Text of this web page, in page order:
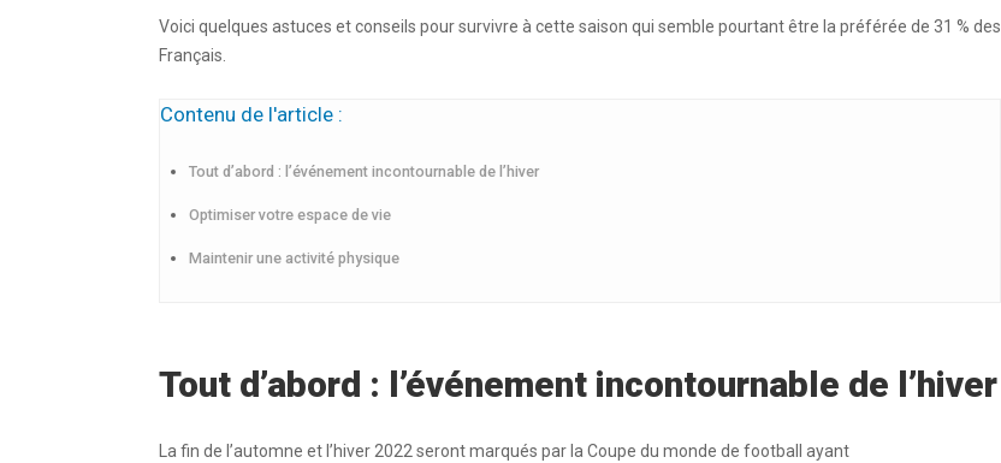
Voici quelques astuces et conseils pour survivre à cette saison qui semble pourtant être la préférée de 31 % des
Français.
Contenu de l'article :
Tout d’abord : l’événement incontournable de l’hiver
Optimiser votre espace de vie
Maintenir une activité physique
Tout d’abord : l’événement incontournable de l’hiver
La fin de l’automne et l’hiver 2022 seront marqués par la Coupe du monde de football ayant